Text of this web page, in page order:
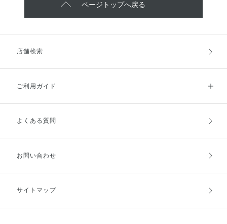
ページトップへ戻る
店舗検索
ご利用ガイド
ご利用ガイドトップ
お支払方法
キャンセル・返品・交換
よくある質問
お問い合わせ
サイトマップ